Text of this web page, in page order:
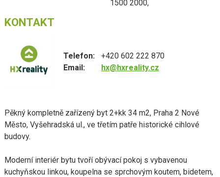
1500 2000,
KONTAKT
Telefon:
+420 602 222 870
Email:
hx@hxreality.cz
Pěkný kompletně zařízený byt 2+kk 34 m2, Praha 2 Nové
Město, Vyšehradská ul., ve třetím patře historické cihlové
budovy.
Moderní interiér bytu tvoří obývací pokoj s vybavenou
kuchyňskou linkou, koupelna se sprchovým koutem, bidetem,